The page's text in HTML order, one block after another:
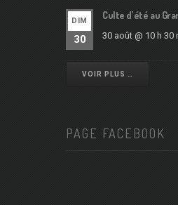
DIM
30
Culte d’été au
30 août @ 10 h 30
VOIR PLUS …
PAGE FACEBOOK